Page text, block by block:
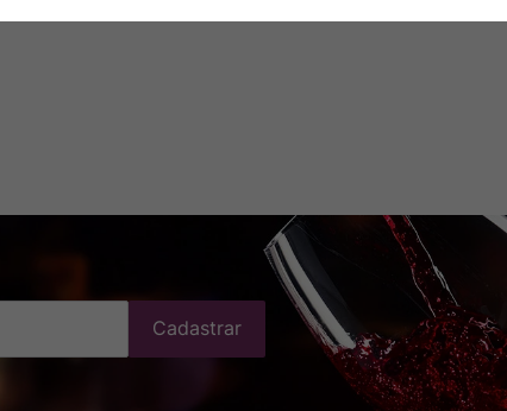
Cadastrar